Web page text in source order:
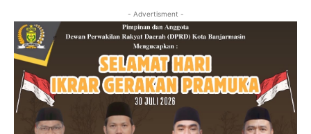
- Advertisment -